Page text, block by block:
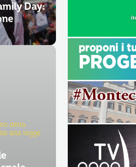
Day:
della
alla legge